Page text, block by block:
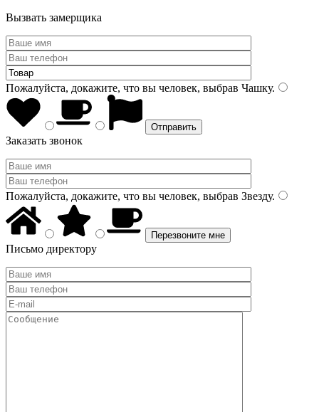
Вызвать замерщика
Пожалуйста, докажите, что вы человек, выбрав Чашку.
Заказать звонок
Пожалуйста, докажите, что вы человек, выбрав Звезду.
Письмо директору